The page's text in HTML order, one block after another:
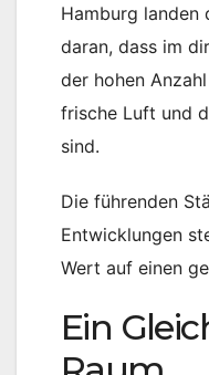
Hamburg landen
daran, dass im
der hohen
frische Luft und
sind.
Die führenden
Entwicklungen
Wert auf einen
Ein